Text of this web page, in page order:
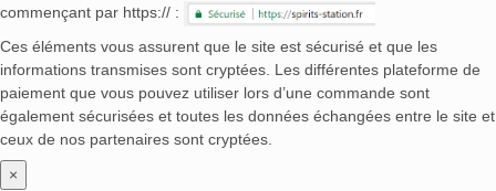
commençant par https:// :
Ces éléments vous assurent que le site est sécurisé et que les
informations transmises sont cryptées. Les différentes plateforme de
paiement que vous pouvez utiliser lors d’une commande sont
également sécurisées et toutes les données échangées entre le site et
ceux de nos partenaires sont cryptées.
×